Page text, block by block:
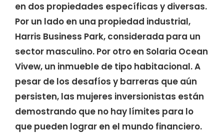
en dos propiedades específicas y diversas.
Por un lado en una propiedad industrial,
Harris Business Park, considerada para un
sector masculino. Por otro en Solaria Ocean
Vivew, un inmueble de tipo habitacional. A
pesar de los desafíos y barreras que aún
persisten, las mujeres inversionistas están
demostrando que no hay límites para lo
que pueden lograr en el mundo financiero.